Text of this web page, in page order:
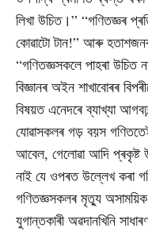
লিখা উচিত।” “গণিতজ্ঞৰ
কোৱাটো টান!” আৰু
“গণিতজ্ঞসকলে পাহৰা
বিজ্ঞানৰ অইন শাখাবোৰৰ
বিষয়ত এনেদৰে ব্যাখ্যা
যোৱাসকলৰ গড় বয়স
আবেল, গেলোৱা আদি প্ৰকৃষ্ট
নাই যে ওপৰত উল্লেখ কৰা
গণিতজ্ঞসকলৰ মৃত্যু
যুগান্তকাৰী অৱদানখিনি